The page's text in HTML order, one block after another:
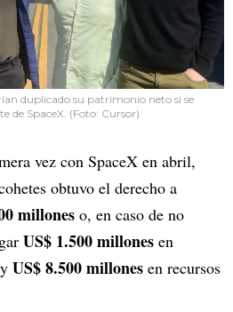
duplicado su patrimonio neto si se
de SpaceX. (Foto: Cursor)
vez con SpaceX en abril,
obtuvo el derecho a
millones o, en caso de no
US$ 1.500 millones en
US$ 8.500 millones en recursos